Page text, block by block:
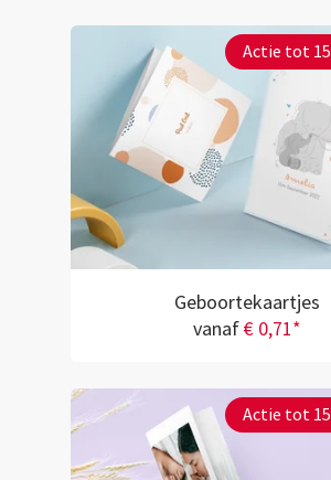
Actie tot
Geboortekaartjes
vanaf€ 0,71*
Actie tot